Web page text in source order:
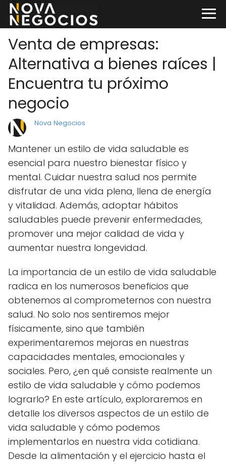
Venta de empresas:
Alternativa a bienes raíces |
Encuentra tu próximo
negocio
Nova Negocios
Mantener un estilo de vida saludable es
esencial para nuestro bienestar físico y
mental. Cuidar nuestra salud nos permite
disfrutar de una vida plena, llena de energía
y vitalidad. Además, adoptar hábitos
saludables puede prevenir enfermedades,
promover una mejor calidad de vida y
aumentar nuestra longevidad.
La importancia de un estilo de vida saludable
radica en los numerosos beneficios que
obtenemos al comprometernos con nuestra
salud. No solo nos sentiremos mejor
físicamente, sino que también
experimentaremos mejoras en nuestras
capacidades mentales, emocionales y
sociales. Pero, ¿en qué consiste realmente un
estilo de vida saludable y cómo podemos
lograrlo? En este artículo, exploraremos en
detalle los diversos aspectos de un estilo de
vida saludable y cómo podemos
implementarlos en nuestra vida cotidiana.
Desde la alimentación y el ejercicio hasta el